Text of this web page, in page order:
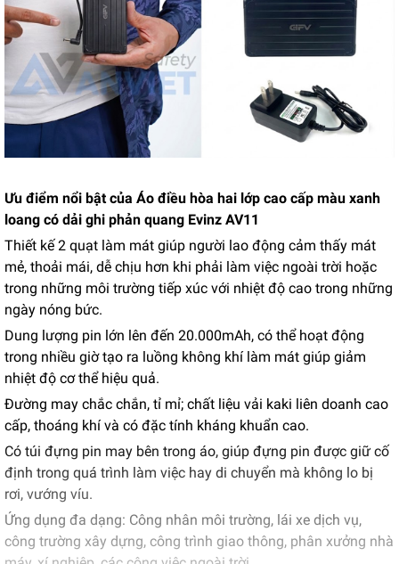
Ưu điểm nổi bật của Áo điều hòa hai lớp cao cấp màu xanh
loang có dải ghi phản quang Evinz AV11
Thiết kế 2 quạt làm mát giúp người lao động cảm thấy mát
mẻ, thoải mái, dễ chịu hơn khi phải làm việc ngoài trời hoặc
trong những môi trường tiếp xúc với nhiệt độ cao trong những
ngày nóng bức.
Dung lượng pin lớn lên đến 20.000mAh, có thể hoạt động
trong nhiều giờ tạo ra luồng không khí làm mát giúp giảm
nhiệt độ cơ thể hiệu quả.
Đường may chắc chắn, tỉ mỉ; chất liệu vải kaki liên doanh cao
cấp, thoáng khí và có đặc tính kháng khuẩn cao.
Có túi đựng pin may bên trong áo, giúp đựng pin được giữ cố
định trong quá trình làm việc hay di chuyển mà không lo bị
rơi, vướng víu.
Ứng dụng đa dạng: Công nhân môi trường, lái xe dịch vụ,
công trường xây dựng, công trình giao thông, phân xưởng nhà